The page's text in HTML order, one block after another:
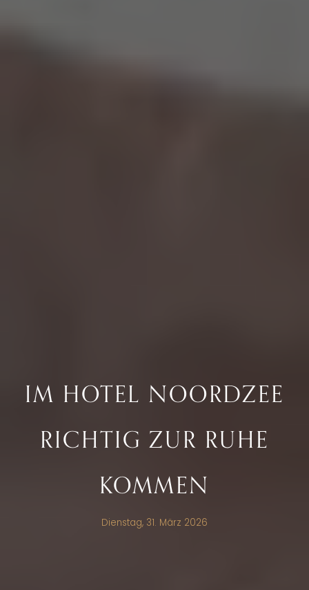
IM HOTEL NOORDZEE
RICHTIG ZUR RUHE
KOMMEN
Dienstag, 31. März 2026